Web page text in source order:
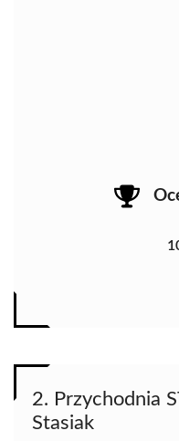
2. Przychodnia
Stasiak